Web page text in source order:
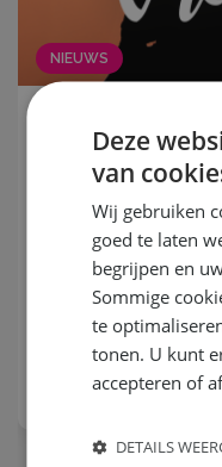
NIEUWS
18 mei 2026
Word jij het
van Vrouw!
Droom jij ervan om
dochter,...
Lees meer
Deze
van
Wij gebruiken
goed te laten
begrijpen en
Sommige
te
tonen. U kunt
accepteren of
DETAILS